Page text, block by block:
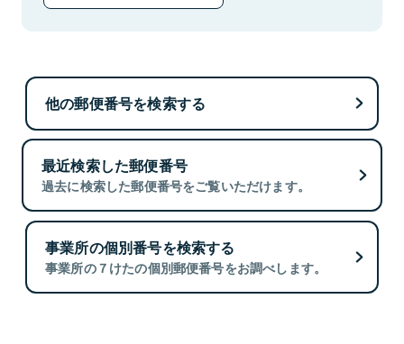
他の郵便番号を検索する
最近検索した郵便番号
過去に検索した郵便番号をご覧いただけます。
事業所の個別番号を検索する
事業所の７けたの個別郵便番号をお調べします。